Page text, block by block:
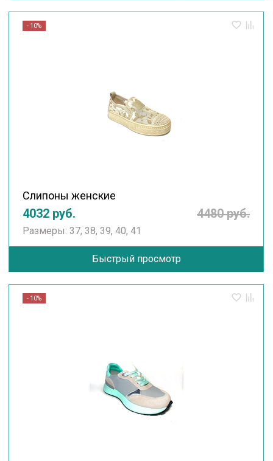
- 10%
Слипоны женские
4032 руб. 4480 руб.
Размеры: 37, 38, 39, 40, 41
Быстрый просмотр
- 10%